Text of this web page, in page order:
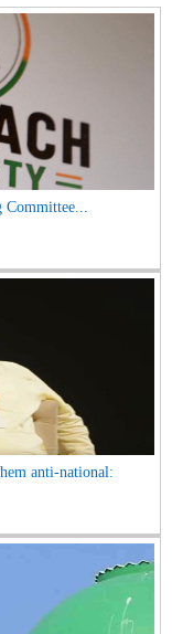
Committee...
anti-national: